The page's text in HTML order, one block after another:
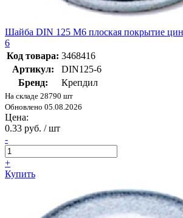
Шайба DIN 125 М6 плоская покрытие
6
Код товара: 3468416
Артикул:
DIN125-6
Бренд:
Крепдил
На складе 28790 шт
Обновлено 05.08.2026
Цена:
0.33 руб. / шт
-
+
Купить